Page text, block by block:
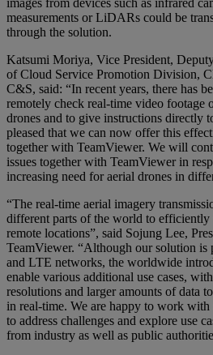
images from devices such as infrared
measurements or LiDARs could be
through the solution.
Katsumi Moriya, Vice President,
of Cloud Service Promotion Division,
C&S, said: “In recent years, there has
remotely check real-time video footage
drones and to give instructions directly
pleased that we can now offer this
together with TeamViewer. We will
issues together with TeamViewer in
increasing need for aerial drones in
“The real-time aerial imagery
different parts of the world to
remote locations”, said Sojung Lee,
TeamViewer. “Although our solution
and LTE networks, the worldwide
enable various additional use cases,
resolutions and larger amounts of data
in real-time. We are happy to work
to address challenges and explore use
from industry as well as public